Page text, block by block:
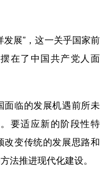
展”，这一关乎国家前
在了中国共产党人面
临的发展机遇前所未
要适应新的阶段性特
改变传统的发展思路和
法推进现代化建设。